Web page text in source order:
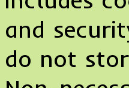
and
do not